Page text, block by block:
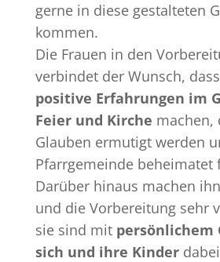
gerne in diese gestalteten
kommen.
Die Frauen in den
verbindet der Wunsch,
positive Erfahrungen im
Feier und Kirche machen,
Glauben ermutigt werden
Pfarrgemeinde beheimatet
Darüber hinaus machen
und die Vorbereitung sehr
sie sind mit persönlichem
sich und ihre Kinder